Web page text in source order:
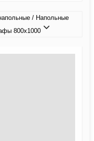
/ Напольные
800x1000